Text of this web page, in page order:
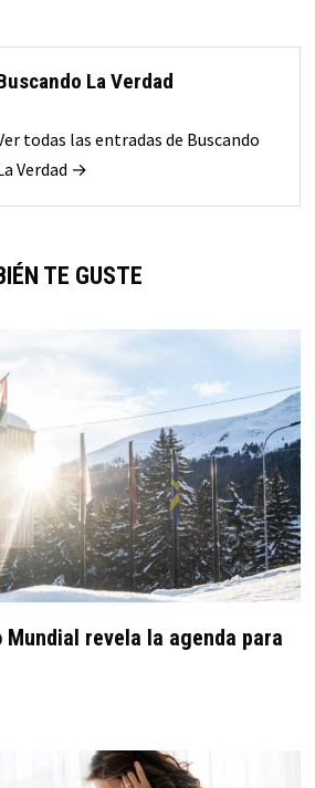
La Verdad
todas las entradas de Buscando
Verdad →
TE GUSTE
Mundial revela la agenda para